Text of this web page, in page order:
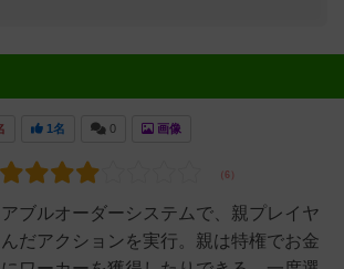
1名 0 画像
ブルオーダーシステムで、親プレイヤ
だアクションを実行。親は特権でお金